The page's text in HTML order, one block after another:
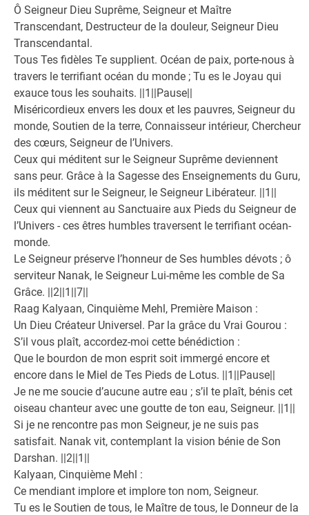
Ô Seigneur Dieu Suprême, Seigneur et Maître
Transcendant, Destructeur de la douleur, Seigneur Dieu
Transcendantal.
Tous Tes fidèles Te supplient. Océan de paix, porte-nous à
travers le terrifiant océan du monde ; Tu es le Joyau qui
exauce tous les souhaits. ||1||Pause||
Miséricordieux envers les doux et les pauvres, Seigneur du
monde, Soutien de la terre, Connaisseur intérieur, Chercheur
des cœurs, Seigneur de l’Univers.
Ceux qui méditent sur le Seigneur Suprême deviennent
sans peur. Grâce à la Sagesse des Enseignements du Guru,
ils méditent sur le Seigneur, le Seigneur Libérateur. ||1||
Ceux qui viennent au Sanctuaire aux Pieds du Seigneur de
l’Univers - ces êtres humbles traversent le terrifiant océan-
monde.
Le Seigneur préserve l’honneur de Ses humbles dévots ; ô
serviteur Nanak, le Seigneur Lui-même les comble de Sa
Grâce. ||2||1||7||
Raag Kalyaan, Cinquième Mehl, Première Maison :
Un Dieu Créateur Universel. Par la grâce du Vrai Gourou :
S’il vous plaît, accordez-moi cette bénédiction :
Que le bourdon de mon esprit soit immergé encore et
encore dans le Miel de Tes Pieds de Lotus. ||1||Pause||
Je ne me soucie d’aucune autre eau ; s’il te plaît, bénis cet
oiseau chanteur avec une goutte de ton eau, Seigneur. ||1||
Si je ne rencontre pas mon Seigneur, je ne suis pas
satisfait. Nanak vit, contemplant la vision bénie de Son
Darshan. ||2||1||
Kalyaan, Cinquième Mehl :
Ce mendiant implore et implore ton nom, Seigneur.
Tu es le Soutien de tous, le Maître de tous, le Donneur de la